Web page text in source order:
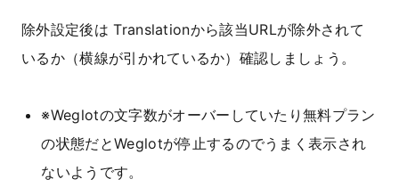
除外設定後は Translationから該当URLが除外されて
いるか（横線が引かれているか）確認しましょう。
※Weglotの文字数がオーバーしていたり無料プラン
の状態だとWeglotが停止するのでうまく表示され
ないようです。